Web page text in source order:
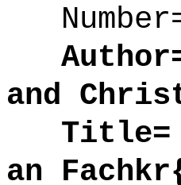
Author=
and
Title=
an